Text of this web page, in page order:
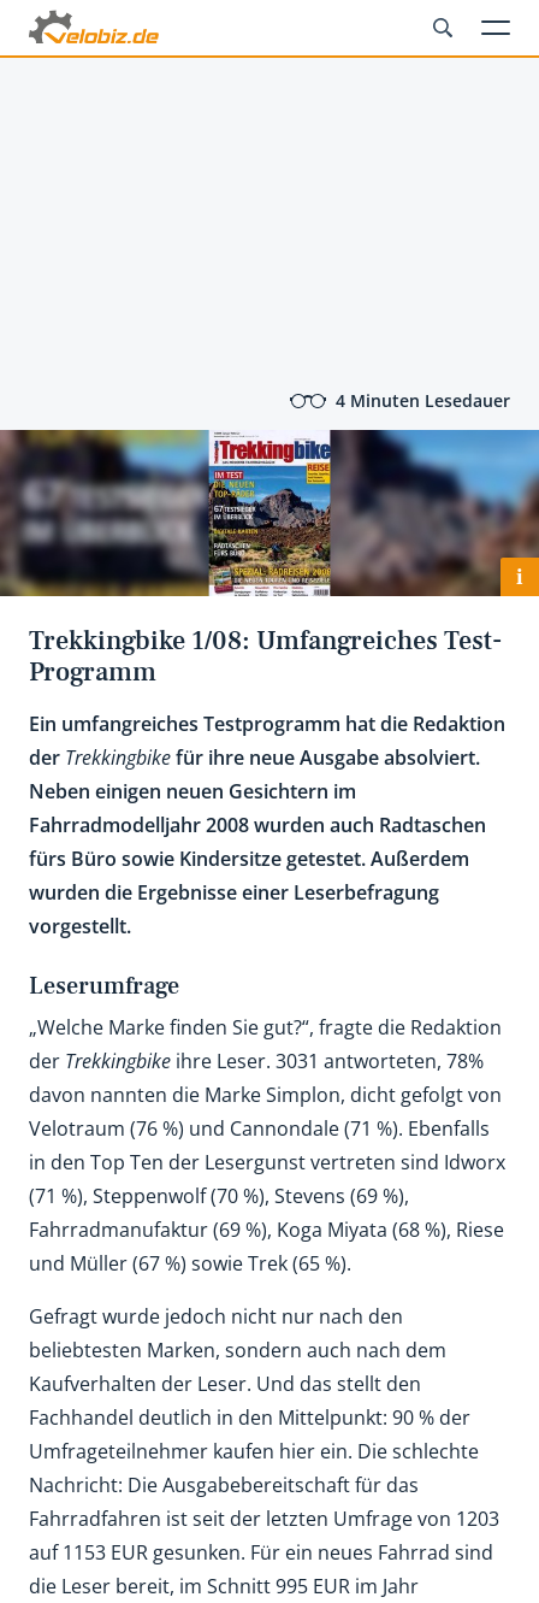
4 Minuten Lesedauer
i
Trekkingbike 1/08: Umfangreiches Test-
Programm
Ein umfangreiches Testprogramm hat die Redaktion
der Trekkingbikefür ihre neue Ausgabe absolviert.
Neben einigen neuen Gesichtern im
Fahrradmodelljahr 2008 wurden auch Radtaschen
fürs Büro sowie Kindersitze getestet. Außerdem
wurden die Ergebnisse einer Leserbefragung
vorgestellt.
Leserumfrage
„Welche Marke finden Sie gut?“, fragte die Redaktion
der Trekkingbike ihre Leser. 3031 antworteten, 78%
davon nannten die Marke Simplon, dicht gefolgt von
Velotraum (76 %) und Cannondale (71 %). Ebenfalls
in den Top Ten der Lesergunst vertreten sind Idworx
(71 %), Steppenwolf (70 %), Stevens (69 %),
Fahrradmanufaktur (69 %), Koga Miyata (68 %), Riese
und Müller (67 %) sowie Trek (65 %).
Gefragt wurde jedoch nicht nur nach den
beliebtesten Marken, sondern auch nach dem
Kaufverhalten der Leser. Und das stellt den
Fachhandel deutlich in den Mittelpunkt: 90 % der
Umfrageteilnehmer kaufen hier ein. Die schlechte
Nachricht: Die Ausgabebereitschaft für das
Fahrradfahren ist seit der letzten Umfrage von 1203
auf 1153 EUR gesunken. Für ein neues Fahrrad sind
die Leser bereit, im Schnitt 995 EUR im Jahr